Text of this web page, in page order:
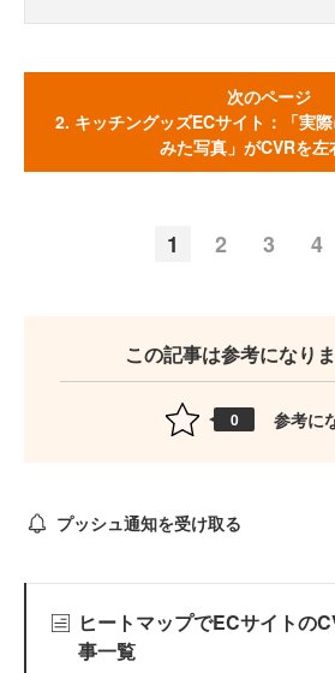
次のページ
2. キッチングッズECサイト：「実
みた写真」がCVRを左
1 2 3 4
この記事は参考になり
0 参考に
プッシュ通知を受け取る
ヒートマップでECサイトの
事一覧